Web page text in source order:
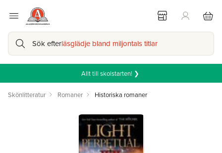
Sök efterläsglädje bland miljontals titlar
Allt till skolstarten! ❯
Skönlitteratur Romaner Historiska romaner